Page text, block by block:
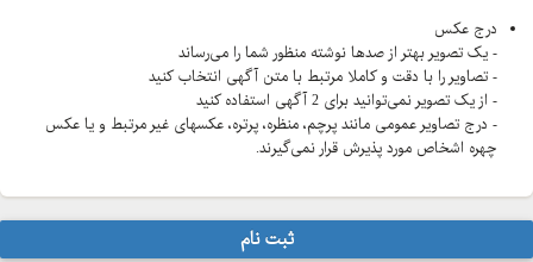
درج عکس
- یک تصویر بهتر از صدها نوشته منظور شما را می‌رساند
- تصاویر را با دقت و کاملا مرتبط با متن آگهی انتخاب کنید
- از یک تصویر نمی‌توانید برای 2 آگهی استفاده کنید
- درج تصاویر عمومی مانند پرچم، منظره، پرتره، عکسهای غیر مرتبط و یا عکس
چهره اشخاص مورد پذیرش قرار نمی‌گیرند.
ثبت نام